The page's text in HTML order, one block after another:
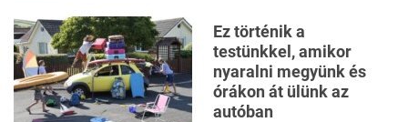
Ez történik a
testünkkel, amikor
nyaralni megyünk és
órákon át ülünk az
autóban